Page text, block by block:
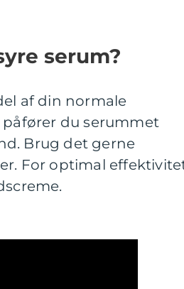
serum?
af din normale
du serummet
Brug det gerne
For optimal